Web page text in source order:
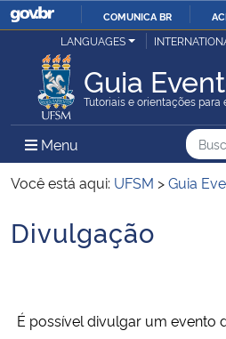
IR
O
COMUNICA BR
Ministério da Justiça e Segurança Pública
Ministério da Defesa
Ministério das Relações Exteriores
Ministério da Economia
Ministério da Agricultura, Pecuária e
LANGUAGES
Guia
Tutoriais e orientações
Menu Menu Principal do
Você está aqui: UFSM >Guia
Início do conteúdo
Divulgação
É possível divulgar um evento